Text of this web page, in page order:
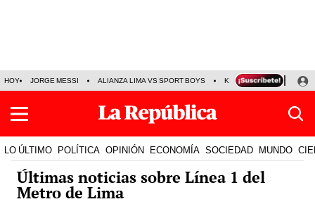
HOY JORGE MESSI ALIANZA LIMA VS SPORT BOYS KENJI FUJIMORI
LO ÚLTIMO POLÍTICA OPINIÓN ECONOMÍA SOCIEDAD MUNDO
Últimas noticias sobre Línea 1 del
Metro de Lima